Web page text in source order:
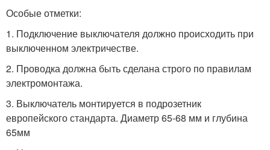
Особые отметки:
1. Подключение выключателя должно происходить при
выключенном электричестве.
2. Проводка должна быть сделана строго по правилам
электромонтажа.
3. Выключатель монтируется в подрозетник
европейского стандарта. Диаметр 65-68 мм и глубина
65мм